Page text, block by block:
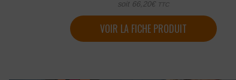
soit 66,20€ TTC
VOIR LA FICHE PRODUIT